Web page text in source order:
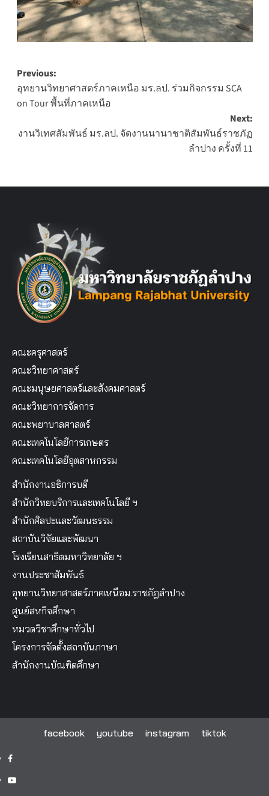
Post
navigation
Previous:
อุทยานวิทยาศาสตร์ภาคเหนือ มร.ลป. ร่วมกิจกรรม SCA
on Tour พื้นที่ภาคเหนือ
Next:
งานวิเทศสัมพันธ์ มร.ลป. จัดงานนานาชาติสัมพันธ์ราชภัฏ
ลำปาง ครั้งที่ 11
คณะครุศาสตร์
คณะวิทยาศาสตร์
คณะมนุษยศาสตร์และสังคมศาสตร์
คณะวิทยาการจัดการ
คณะพยาบาลศาสตร์
คณะเทคโนโลยีการเกษตร
คณะเทคโนโลยีอุตสาหกรรม
สำนักงานอธิการบดี
สำนักวิทยบริการและเทคโนโลยี ฯ
สำนักศิลปะและวัฒนธรรม
สถาบันวิจัยและพัฒนา
โรงเรียนสาธิตมหาวิทยาลัย ฯ
งานประชาสัมพันธ์
อุทยานวิทยาศาสตร์ภาคเหนือม.ราชภัฏลำปาง
ศูนย์สหกิจศึกษา
หมวดวิชาศึกษาทั่วไป
โครงการจัดตั้งสถาบันภาษา
สำนักงานบัณฑิตศึกษา
facebook youtube instagram tiktok
facebook
youtube